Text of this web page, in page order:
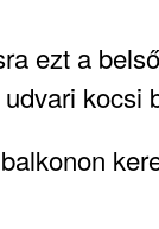
ezt a
kocsi